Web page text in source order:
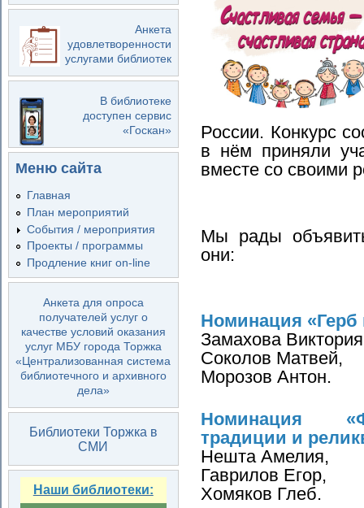
Анкета
удовлетворенности
услугами библиотек
В библиотеке
доступен сервис
«Госкан»
Меню сайта
Главная
План мероприятий
События / мероприятия
Проекты / программы
Продление книг on-line
Анкета для опроса
получателей услуг о
качестве условий оказания
услуг МБУ города Торжка
«Централизованная система
библиотечного и архивного
дела»
Библиотеки Торжка в
СМИ
Наши библиотеки:
России. Конкурс
в нём приняли
вместе со своими
Мы рады
они:
Номинация «Герб
Замахова
Соколов Матвей,
Морозов Антон.
Номинация
традиции и
Нешта Амелия,
Гаврилов Егор,
Хомяков Глеб.